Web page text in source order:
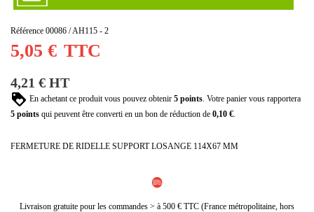
Référence 00086 / AH115 - 2
5,05 € TTC
4,21 € HT
En achetant ce produit vous pouvez obtenir 5 points. Votre panier vous rapportera
5 points qui peuvent être converti en un bon de réduction de 0,10 €.
FERMETURE DE RIDELLE SUPPORT LOSANGE 114X67 MM
Livraison gratuite pour les commandes > à 500 € TTC (France métropolitaine, hors